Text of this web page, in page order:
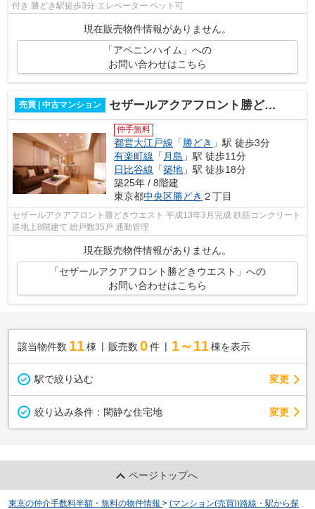
付き 勝どき駅徒歩3分 エレベーター ペット可
現在販売物件情報がありません。
「アペニンハイム」への
お問い合わせはこちら
売買 | 中古マンション セザールアクアフロント勝どきウエスト
仲手無料
都営大江戸線 「 勝どき 」駅 徒歩3分
有楽町線 「 月島 」駅 徒歩11分
日比谷線 「築地 」駅 徒歩18分
築25年 / 8階建
東京都中央区勝どき ２丁目
セザールアクアフロント勝どきウエスト 平成13年3月完成 鉄筋コンクリート
造地上8階建て 総戸数35戸 通勤管理
現在販売物件情報がありません。
「セザールアクアフロント勝どきウエスト」への
お問い合わせはこちら
該当物件数 11棟 販売数 0 件 1～11 棟を表示
駅で絞り込む 変更
絞り込み条件： 閑静な住宅地 変更
ページトップへ
東京の仲介手数料半額・無料の物件情報 > (マンション(売買))路線・駅から探